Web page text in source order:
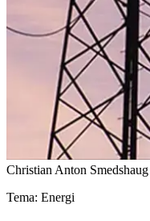
Christian Anton
Tema: Energi